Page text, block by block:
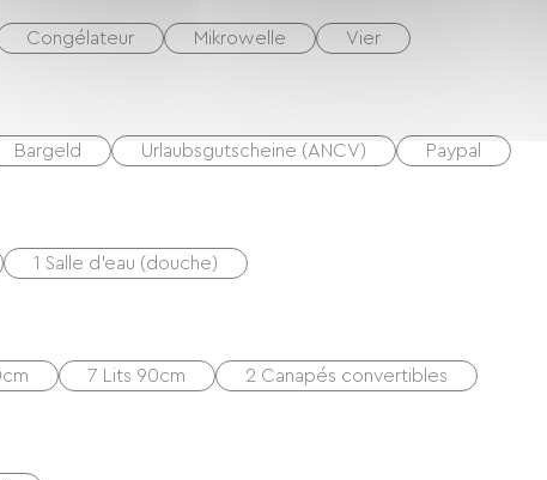
Congélateur Mikrowelle Vier
Bargeld Urlaubsgutscheine (ANCV) Paypal
1 Salle d'eau (douche)
7 Lits 90cm 2 Canapés convertibles